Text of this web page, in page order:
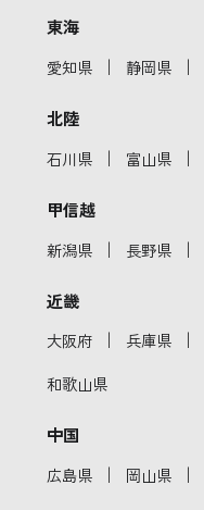
東海
愛知県 ｜ 静岡県 ｜
北陸
石川県 ｜ 富山県 ｜
甲信越
新潟県 ｜ 長野県 ｜
近畿
大阪府 ｜ 兵庫県 ｜
和歌山県
中国
広島県 ｜ 岡山県 ｜